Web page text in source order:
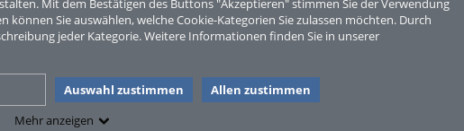
Mit dem Bestätigen des Buttons "Akzeptieren" stimmen Sie der Verwendung
Sie auswählen, welche Cookie-Kategorien Sie zulassen möchten. Durch
jeder Kategorie. Weitere Informationen finden Sie in unserer
Auswahl zustimmen
Allen zustimmen
Mehr anzeigen
Sperber